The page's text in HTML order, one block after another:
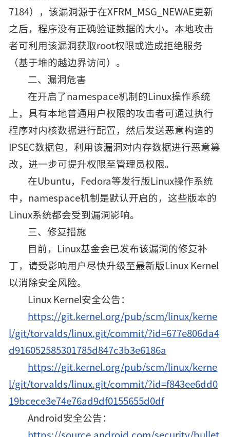
7184），该漏洞源于在XFRM_MSG_NEWAE更新
之后，程序没有正确验证数据的大小。本地攻击
者可利用该漏洞获取root权限或造成拒绝服务
（基于堆的越边界访问）。
二、漏洞危害
在开启了namespace机制的Linux操作系统
上，具有本地普通用户权限的攻击者可通过执行
程序对内核数据进行配置，然后发送恶意构造的
IPSEC数据包，利用该漏洞对内存数据进行恶意篡
改，进一步可提升权限至管理员权限。
在Ubuntu，Fedora等发行版Linux操作系统
中，namespace机制是默认开启的，这些版本的
Linux系统都会受到漏洞影响。
三、修复措施
目前，Linux基金会已发布该漏洞的修复补
丁，请受影响用户尽快升级至最新版Linux Kernel
以消除安全风险。
Linux Kernel安全公告：
https://git.kernel.org/pub/scm/linux/kerne
l/git/torvalds/linux.git/commit/?id=677e806da4
d916052585301785d847c3b3e6186a
https://git.kernel.org/pub/scm/linux/kerne
l/git/torvalds/linux.git/commit/?id=f843ee6dd0
19bcece3e74e76ad9df0155655d0df
Android安全公告：
https://source.android.com/security/bullet